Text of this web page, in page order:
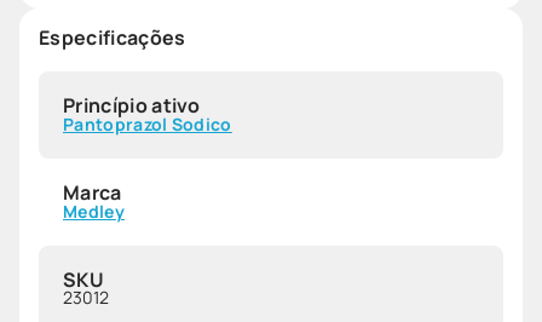
Especificações
Princípio ativo
Pantoprazol Sodico
Marca
Medley
SKU
23012